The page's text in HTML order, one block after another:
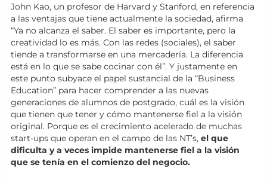
John Kao, un profesor de Harvard y Stanford, en referencia
a las ventajas que tiene actualmente la sociedad, afirma
“Ya no alcanza el saber. El saber es importante, pero la
creatividad lo es más. Con las redes (sociales), el saber
tiende a transformarse en una mercadería. La diferencia
está en lo que se sabe cocinar con él”. Y justamente en
este punto subyace el papel sustancial de la “Business
Education” para hacer comprender a las nuevas
generaciones de alumnos de postgrado, cuál es la visión
que tienen que tener y cómo mantenerse fiel a la visión
original. Porque es el crecimiento acelerado de muchas
start-ups que operan en el campo de las NT’s, el que
dificulta y a veces impide mantenerse fiel a la visión
que se tenía en el comienzo del negocio.